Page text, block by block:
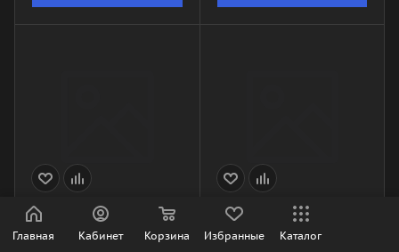
TC-6.4/2 контроллер
серии ТС COMFORT
TTCO13/HY Канальный
преобразователь
температуры
Главная Кабинет Корзина Избранные Каталог